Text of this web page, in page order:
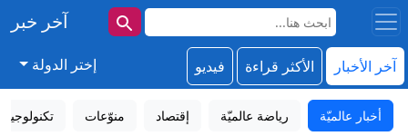
آخر خبر
آخر الأخبار الأكثر قراءة فيديو إختر الدولة
أخبار عالميّة رياضة عالميّة إقتصاد منوّعات تكنولوجيا